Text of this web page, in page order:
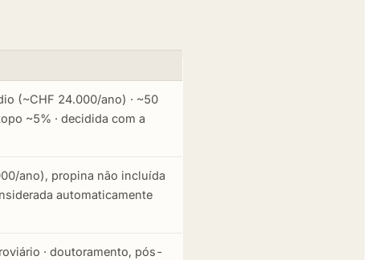
(~CHF 24.000/ano) · ~50
~5% · decidida com a
ano), propina não incluída
automaticamente
· doutoramento, pós-